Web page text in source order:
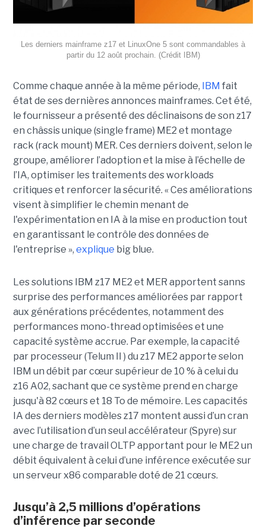
Les derniers mainframe z17 et LinuxOne 5 sont commandables à
partir du 12 août prochain. (Crédit IBM)
Comme chaque année à la même période, IBM fait
état de ses dernières annonces mainframes. Cet été,
le fournisseur a présenté des déclinaisons de son z17
en châssis unique (single frame) ME2 et montage
rack (rack mount) MER. Ces derniers doivent, selon le
groupe, améliorer l’adoption et la mise à l’échelle de
l’IA, optimiser les traitements des workloads
critiques et renforcer la sécurité. « Ces améliorations
visent à simplifier le chemin menant de
l'expérimentation en IA à la mise en production tout
en garantissant le contrôle des données de
l'entreprise », explique big blue.
Les solutions IBM z17 ME2 et MER apportent sanns
surprise des performances améliorées par rapport
aux générations précédentes, notamment des
performances mono-thread optimisées et une
capacité système accrue. Par exemple, la capacité
par processeur (Telum II ) du z17 ME2 apporte selon
IBM un débit par cœur supérieur de 10 % à celui du
z16 A02, sachant que ce système prend en charge
jusqu'à 82 cœurs et 18 To de mémoire. Les capacités
IA des derniers modèles z17 montent aussi d’un cran
avec l’utilisation d’un seul accélérateur (Spyre) sur
une charge de travail OLTP apportant pour le ME2 un
débit équivalent à celui d’une inférence exécutée sur
un serveur x86 comparable doté de 21 cœurs.
Jusqu’à 2,5 millions d’opérations
d’inférence par seconde